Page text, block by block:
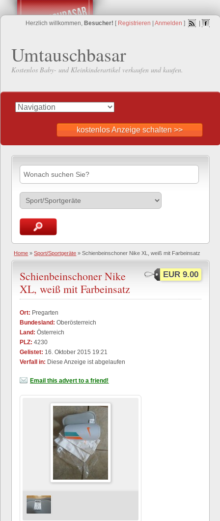
Herzlich willkommen, Besucher! [ Registrieren Anmelden ]
Umtauschbasar
Kostenlos Baby- und Kleinkinderartikel verkaufen und kaufen.
kostenlos Anzeige schalten >>
Home »Sport/Sportgeräte » Schienbeinschoner Nike XL, weiß mit Farbeinsatz
EUR 9.00
Schienbeinschoner Nike
XL, weiß mit Farbeinsatz
Ort: Pregarten
Bundesland: Oberösterreich
Land: Österreich
PLZ: 4230
Gelistet: 16. Oktober 2015 19:21
Verfall in: Diese Anzeige ist abgelaufen
Email this advert to a friend!